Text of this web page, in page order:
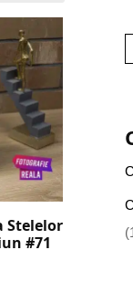
Stelelor
#71